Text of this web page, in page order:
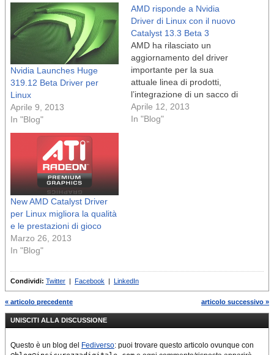
Nvidia Launches Huge
319.12 Beta Driver per
Linux
Aprile 9, 2013
In "Blog"
AMD risponde a Nvidia
Driver di Linux con il nuovo
Catalyst 13.3 Beta 3
AMD ha rilasciato un
aggiornamento del driver
importante per la sua
attuale linea di prodotti,
l’integrazione di un sacco di
correzioni per Team
Fortress 2 e altri titoli
Aprile 12, 2013
In "Blog"
New AMD Catalyst Driver
per Linux migliora la qualità
e le prestazioni di gioco
Marzo 26, 2013
In "Blog"
Condividi: Twitter | Facebook | LinkedIn
« articolo precedente articolo successivo »
UNISCITI ALLA DISCUSSIONE
Questo è un blog del Fediverso: puoi trovare questo articolo ovunque con